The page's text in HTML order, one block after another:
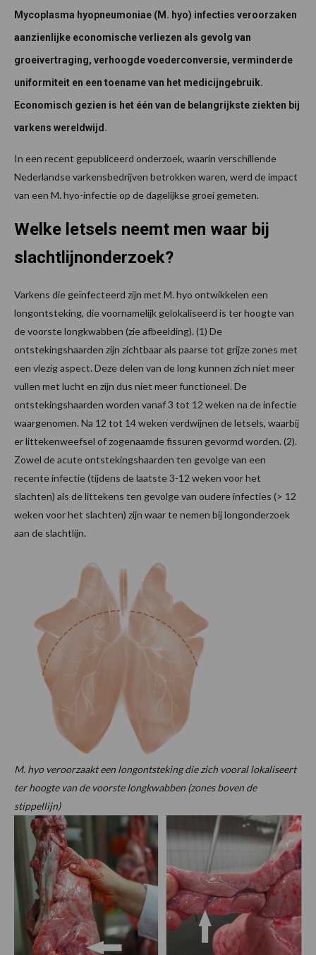
Mycoplasma hyopneumoniae (M. hyo) infecties veroorzaken
aanzienlijke economische verliezen als gevolg van
groeivertraging, verhoogde voederconversie, verminderde
uniformiteit en een toename van het medicijngebruik.
Economisch gezien is het één van de belangrijkste ziekten bij
varkens wereldwijd.
In een recent gepubliceerd onderzoek, waarin verschillende
Nederlandse varkensbedrijven betrokken waren, werd de impact
van een M. hyo-infectie op de dagelijkse groei gemeten.
Welke letsels neemt men waar bij
slachtlijnonderzoek?
Varkens die geïnfecteerd zijn met M. hyo ontwikkelen een
longontsteking, die voornamelijk gelokaliseerd is ter hoogte van
de voorste longkwabben (zie afbeelding). (1) De
ontstekingshaarden zijn zichtbaar als paarse tot grijze zones met
een vlezig aspect. Deze delen van de long kunnen zich niet meer
vullen met lucht en zijn dus niet meer functioneel. De
ontstekingshaarden worden vanaf 3 tot 12 weken na de infectie
waargenomen. Na 12 tot 14 weken verdwijnen de letsels, waarbij
er littekenweefsel of zogenaamde fissuren gevormd worden. (2).
Zowel de acute ontstekingshaarden ten gevolge van een
recente infectie (tijdens de laatste 3-12 weken voor het
slachten) als de littekens ten gevolge van oudere infecties (> 12
weken voor het slachten) zijn waar te nemen bij longonderzoek
aan de slachtlijn.
M. hyo veroorzaakt een longontsteking die zich vooral lokaliseert
ter hoogte van de voorste longkwabben (zones boven de
stippellijn)